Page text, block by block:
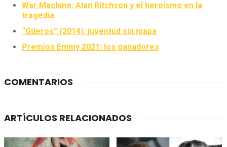
War Machine: Alan Ritchson y el heroismo en la
tragedia
“Güeros” (2014): juventud sin mapa
Premios Emmy 2021: los ganadores
COMENTARIOS
ARTÍCULOS RELACIONADOS